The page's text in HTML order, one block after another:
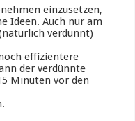
einzusetzen,
Ideen. Auch nur am
verdünnt)
effizientere
der verdünnte
Minuten vor den